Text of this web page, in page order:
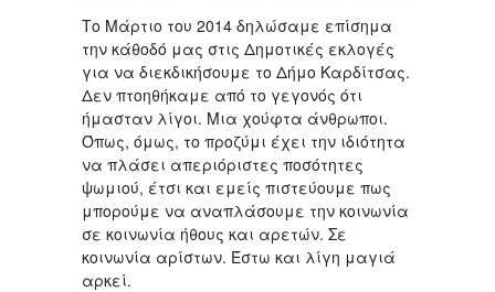
Το Μάρτιο του 2014 δηλώσαμε επίσημα
την κάθοδό μας στις Δημοτικές εκλογές
για να διεκδικήσουμε το Δήμο Καρδίτσας.
Δεν πτοηθήκαμε από το γεγονός ότι
ήμασταν λίγοι. Μια χούφτα άνθρωποι.
Όπως, όμως, το προζύμι έχει την ιδιότητα
να πλάσει απεριόριστες ποσότητες
ψωμιού, έτσι και εμείς πιστεύουμε πως
μπορούμε να αναπλάσουμε την κοινωνία
σε κοινωνία ήθους και αρετών. Σε
κοινωνία αρίστων. Έστω και λίγη μαγιά
αρκεί.